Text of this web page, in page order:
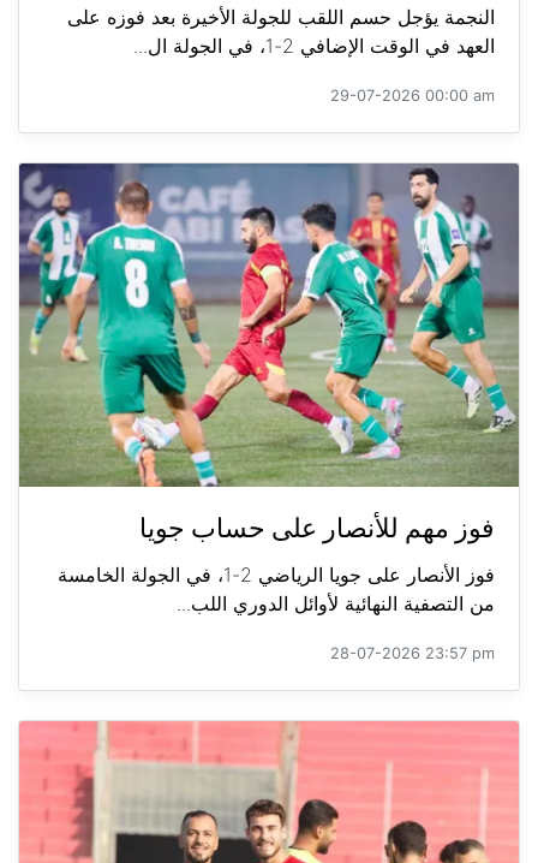
النجمة يؤجل حسم اللقب للجولة الأخيرة بعد فوزه على
العهد في الوقت الإضافي 2-1، في الجولة ال...
29-07-2026 00:00 am
فوز مهم للأنصار على حساب جويا
فوز الأنصار على جويا الرياضي 2-1، في الجولة الخامسة
من التصفية النهائية لأوائل الدوري اللب...
28-07-2026 23:57 pm